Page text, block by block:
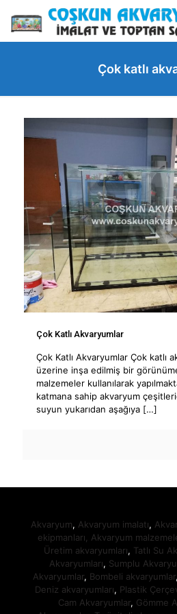
Çok katlı
Çok Katlı Akvaryumlar
Çok Katlı Akvaryumlar Çok katlı
üzerine inşa edilmiş bir
malzemeler kullanılarak
katmana sahip akvaryum
suyun yukarıdan aşağıya […]
Akvaryum, Akvaryum imalatı,
ekipmanları,
Akvaryum
Üretim akvaryumları, Tatlı Su
Akvaryumları, Sumplu
Akvaryumlar, Bombeli akvaryumlar,
Deniz akvaryumları, Plastik
Cam Akvaryumlar, Gömme